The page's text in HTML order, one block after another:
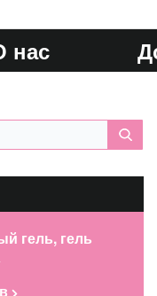
нас
гель, гель